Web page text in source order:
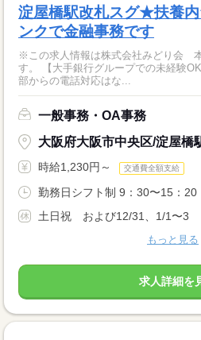
淀屋橋駅改札スグ★扶養
ンクで金融事務です
※この求人情報は株式会社みどり会
す。 【大手銀行グループでの未経験
部からの電話対応はな...
一般事務・OA事務
大阪府大阪市中央区/淀屋橋
時給1,230円～ 交通費全額支給
勤務日シフト制 9：30〜15：
土日祝 および12/31、1/1〜3
もっと見る
求人詳細を